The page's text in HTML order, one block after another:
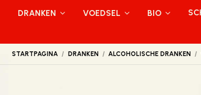
DRANKEN VOEDSEL BIO
STARTPAGINA DRANKEN ALCOHOLISCHE DRANKEN